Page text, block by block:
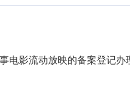
事电影流动放映的备案登记办